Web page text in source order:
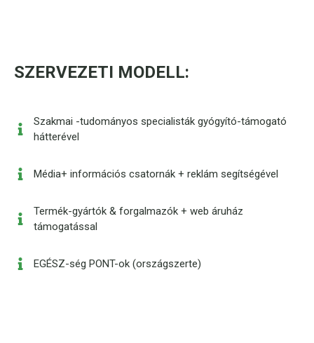
SZERVEZETI MODELL:
Szakmai -tudományos specialisták gyógyító-támogató
hátterével
Média+ információs csatornák + reklám segítségével
Termék-gyártók & forgalmazók + web áruház
támogatással
EGÉSZ-ség PONT-ok (országszerte)